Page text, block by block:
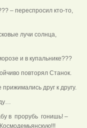
– переспросил кто-то,
лучи солнца,
и в купальнике???
повторял Станок.
друг к другу.
в прорубь гонишь! –